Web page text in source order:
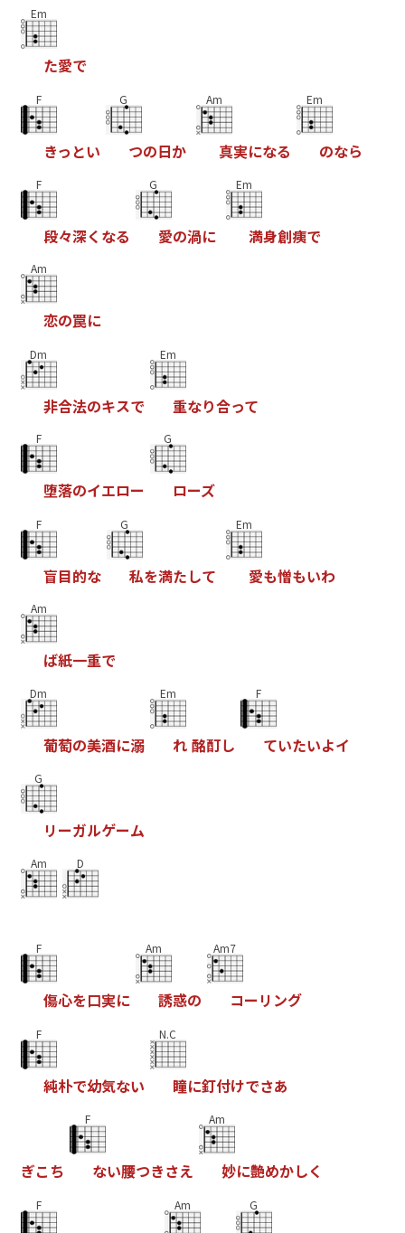
Em
た愛で
F
きっ とい
G
つの日か
Am
真実になる
Em
のなら
F
段々深く なる
G
愛の渦に
Em
満身創痍で
Am
恋の罠に
Dm
非合法のキスで
Em
重なり合って
F
堕落のイエロー
G
ローズ
F
盲目的な
G
私を満たして
Em
愛も憎もいわ
Am
ば紙一重で
Dm
葡萄の美酒に溺
Em
れ 酩酊し
F
ていたいよイ
G
リーガルゲーム
Am D
F
傷心を口実に
Am
誘惑の
Am7
コー リ ング
F
純朴で幼気ない
N.C
瞳に釘付けでさあ
ぎこ ち
F
ない腰つきさえ
Am
妙に艶めかしく
F Am G